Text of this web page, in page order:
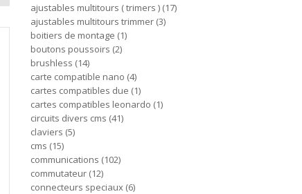
ajustables multitours ( trimers ) 17
ajustables multitours trimmer 3
boitiers de montage 1
boutons poussoirs 2
brushless 14
carte compatible nano 4
cartes compatibles due 1
cartes compatibles leonardo 1
circuits divers cms 41
claviers 5
cms 15
communications 102
commutateur 12
connecteurs speciaux 6